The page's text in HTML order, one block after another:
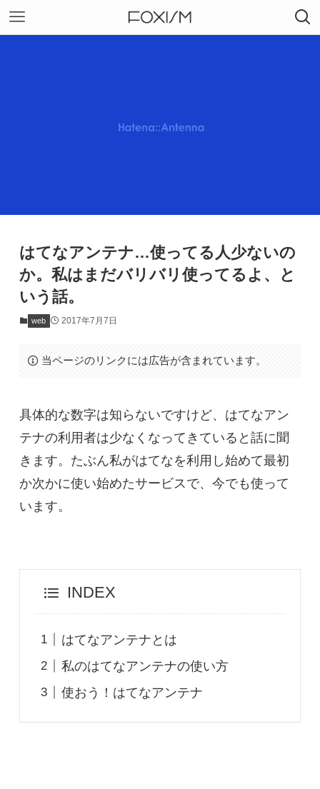
はてなアンテナ…使ってる人少ないの
か。私はまだバリバリ使ってるよ、と
いう話。
web 2017年7月7日
当ページのリンクには広告が含まれています。
具体的な数字は知らないですけど、はてなアン
テナの利用者は少なくなってきていると話に聞
きます。たぶん私がはてなを利用し始めて最初
か次かに使い始めたサービスで、今でも使って
います。
INDEX
はてなアンテナとは
私のはてなアンテナの使い方
使おう！はてなアンテナ